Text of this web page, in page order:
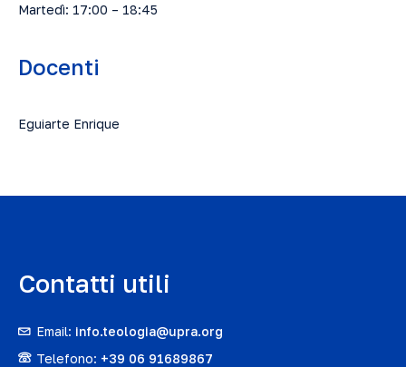
Martedì: 17:00 – 18:45
Docenti
Eguiarte Enrique
Contatti utili
Email: info.teologia@upra.org
Telefono: +39 06 91689867